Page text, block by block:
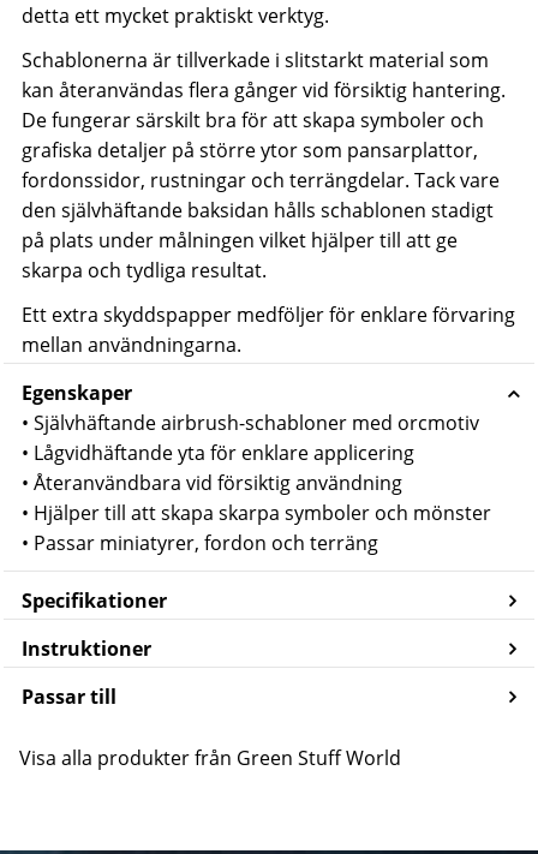
detta ett mycket praktiskt verktyg.
Schablonerna är tillverkade i slitstarkt material som
kan återanvändas flera gånger vid försiktig hantering.
De fungerar särskilt bra för att skapa symboler och
grafiska detaljer på större ytor som pansarplattor,
fordonssidor, rustningar och terrängdelar. Tack vare
den självhäftande baksidan hålls schablonen stadigt
på plats under målningen vilket hjälper till att ge
skarpa och tydliga resultat.
Ett extra skyddspapper medföljer för enklare förvaring
mellan användningarna.
Egenskaper
• Självhäftande airbrush-schabloner med orcmotiv
• Lågvidhäftande yta för enklare applicering
• Återanvändbara vid försiktig användning
• Hjälper till att skapa skarpa symboler och mönster
• Passar miniatyrer, fordon och terräng
Specifikationer
Instruktioner
Passar till
Visa alla produkter från Green Stuff World